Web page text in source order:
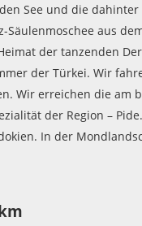
See und die
aus
der tanzenden
der Türkei. Wir
Wir erreichen die am
der Region –
In der